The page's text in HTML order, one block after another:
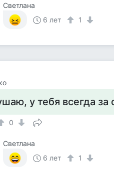
Светлана
6 лет
1
у тебя всегда за
0
Светлана
6 лет
1